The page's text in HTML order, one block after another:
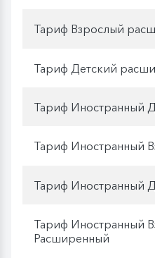
Тариф Взрослый
Тариф Детский
Тариф Иностранный
Тариф Иностранный
Тариф Иностранный
Тариф Иностранный
Расширенный